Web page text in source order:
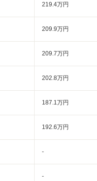
219.4万円
209.9万円
209.7万円
202.8万円
187.1万円
192.6万円
-
-